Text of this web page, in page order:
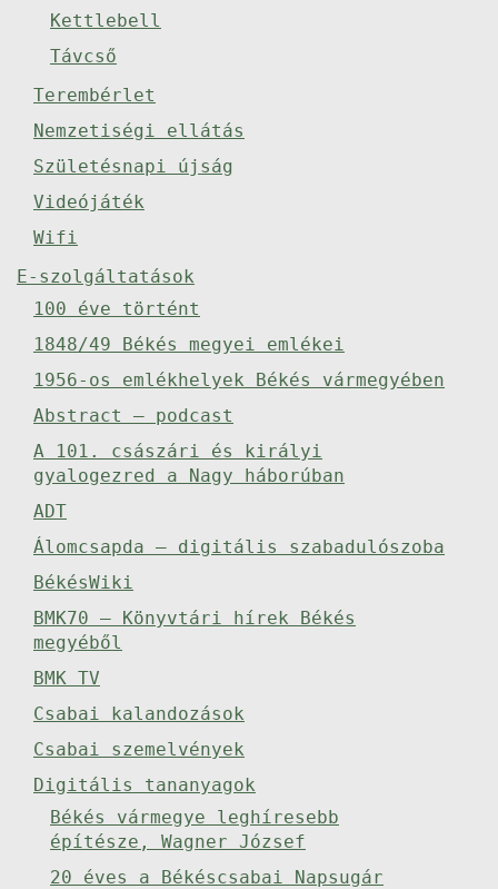
Kettlebell
Távcső
Terembérlet
Nemzetiségi ellátás
Születésnapi újság
Videójáték
Wifi
E-szolgáltatások
100 éve történt
1848/49 Békés megyei emlékei
1956-os emlékhelyek Békés vármegyében
Abstract – podcast
A 101. császári és királyi
gyalogezred a Nagy háborúban
ADT
Álomcsapda – digitális szabadulószoba
BékésWiki
BMK70 – Könyvtári hírek Békés
megyéből
BMK TV
Csabai kalandozások
Csabai szemelvények
Digitális tananyagok
Békés vármegye leghíresebb
építésze, Wagner József
20 éves a Békéscsabai Napsugár